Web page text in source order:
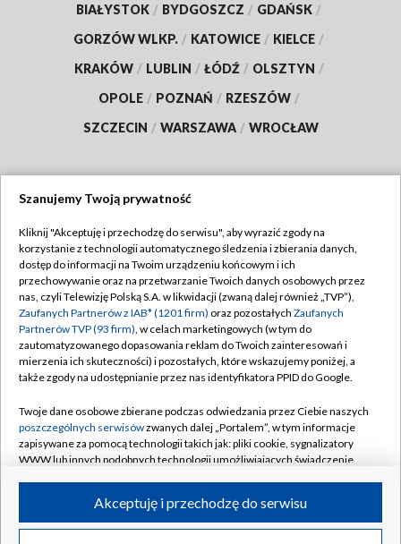
BIAŁYSTOK / BYDGOSZCZ / GDAŃSK /
GORZÓW WLKP. / KATOWICE / KIELCE /
KRAKÓW / LUBLIN / ŁÓDŹ / OLSZTYN /
OPOLE / POZNAŃ / RZESZÓW /
SZCZECIN / WARSZAWA / WROCŁAW
TVP
Abonament TVP
Emisja w TVP
Centrum informacji TVP
Naziemna Telewizja Cyfrowa
Rada Programowa
System NOS
Informacje o nadawcy
Program dla prasy
Regulamin TVP
Polityka prywatności
Moje zgody
Pomoc
Kontakt
Kanały
©2026 Telewizja Polska S.A. w likwidacji
Szanujemy Twoją prywatność
Kliknij "Akceptuję i przechodzę do serwisu", aby wyrazić zgody na
korzystanie z technologii automatycznego śledzenia i zbierania danych,
dostęp do informacji na Twoim urządzeniu końcowym i ich
przechowywanie oraz na przetwarzanie Twoich danych osobowych przez
nas, czyli Telewizję Polską S.A. w likwidacji (zwaną dalej również „TVP”),
Zaufanych Partnerów z IAB* (1201 firm) oraz pozostałych Zaufanych
Partnerów TVP (93 firm), w celach marketingowych (w tym do
zautomatyzowanego dopasowania reklam do Twoich zainteresowań i
mierzenia ich skuteczności) i pozostałych, które wskazujemy poniżej, a
także zgody na udostępnianie przez nas identyfikatora PPID do Google.
Twoje dane osobowe zbierane podczas odwiedzania przez Ciebie naszych
poszczególnych serwisówzwanych dalej „Portalem”, w tym informacje
zapisywane za pomocą technologii takich jak: pliki cookie, sygnalizatory
WWW lub innych podobnych technologii umożliwiających świadczenie
ruchu w Internecie.Akceptuję i przechodzę do serwisu